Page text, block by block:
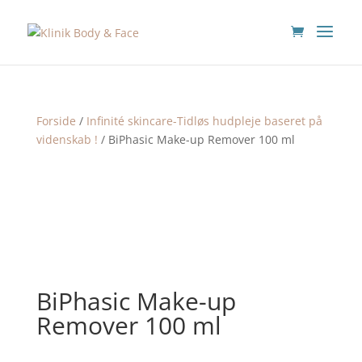
Forside / Infinité skincare-Tidløs hudpleje baseret på
videnskab ! / BiPhasic Make-up Remover 100 ml
BiPhasic Make-up
Remover 100 ml